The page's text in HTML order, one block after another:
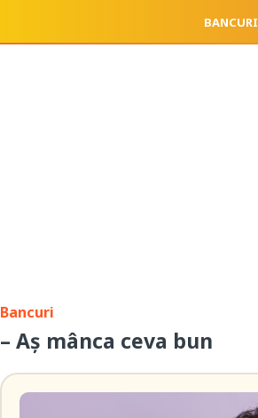
BANCURI
Bancuri
– Aș mânca ceva bun